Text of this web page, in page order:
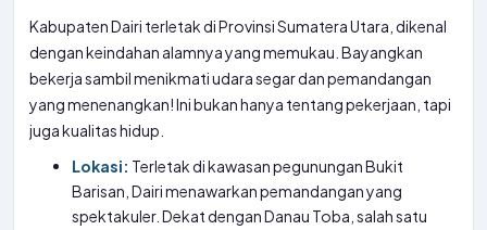
Kabupaten Dairi terletak di Provinsi Sumatera Utara, dikenal
dengan keindahan alamnya yang memukau. Bayangkan
bekerja sambil menikmati udara segar dan pemandangan
yang menenangkan! Ini bukan hanya tentang pekerjaan, tapi
juga kualitas hidup.
Lokasi: Terletak di kawasan pegunungan Bukit
Barisan, Dairi menawarkan pemandangan yang
spektakuler. Dekat dengan Danau Toba, salah satu